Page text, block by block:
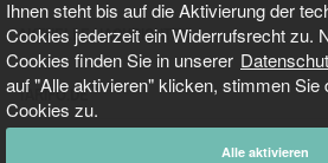
Ihnen steht bis auf die Aktivierung der
Cookies jederzeit ein Widerrufsrecht zu.
Cookies finden Sie in unserer
auf "Alle aktivieren" klicken, stimmen Sie
Cookies zu.
Alle aktivieren
AKTUELLE NACHRICHTEN
TARIFO.DE